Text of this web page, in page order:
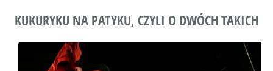
KUKURYKU NA PATYKU, CZYLI O DWÓCH TAKICH